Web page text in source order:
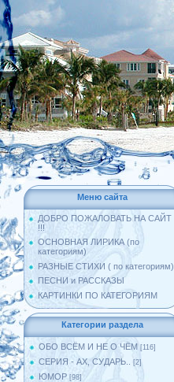
Меню сайта
ДОБРО ПОЖАЛОВАТЬ НА САЙТ
!!!
ОСНОВНАЯ ЛИРИКА (по
категориям)
РАЗНЫЕ СТИХИ ( по категориям)
ПЕСНИ и РАССКАЗЫ
КАРТИНКИ ПО КАТЕГОРИЯМ
Категории раздела
ОБО ВСЁМ И НЕ О ЧЁМ [116]
СЕРИЯ - АХ, СУДАРЬ.. [2]
ЮМОР [98]